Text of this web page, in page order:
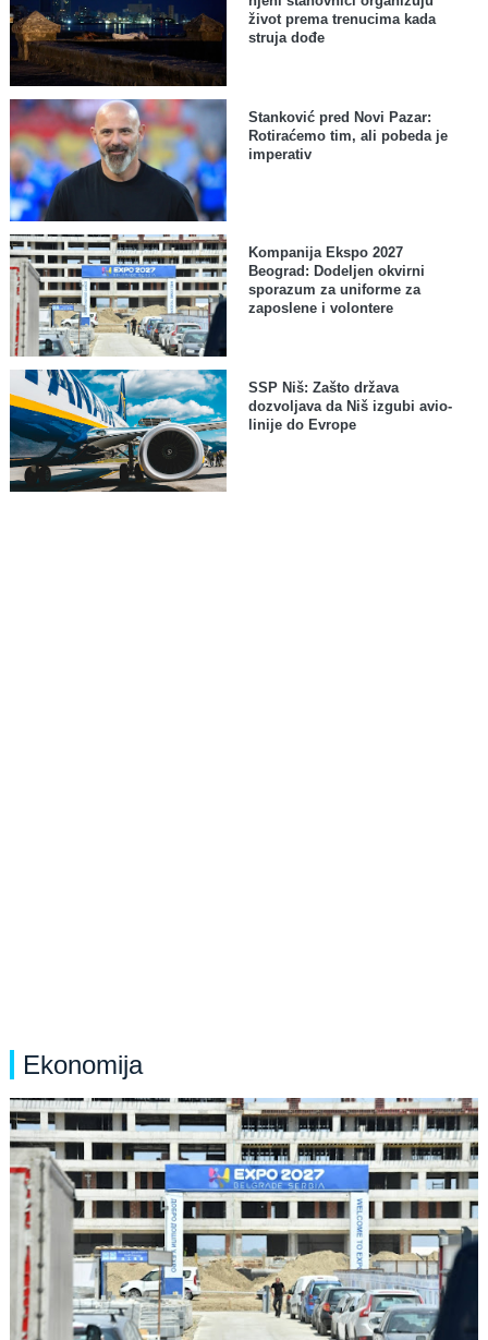
život prema trenucima kada
struja dođe
Stanković pred Novi Pazar:
Rotiraćemo tim, ali pobeda je
imperativ
Kompanija Ekspo 2027
Beograd: Dodeljen okvirni
sporazum za uniforme za
zaposlene i volontere
SSP Niš: Zašto država
dozvoljava da Niš izgubi avio-
linije do Evrope
Ekonomija